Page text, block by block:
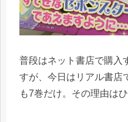
普段はネット書店で購入
すが、今日はリアル書店
も7巻だけ。その理由はひ